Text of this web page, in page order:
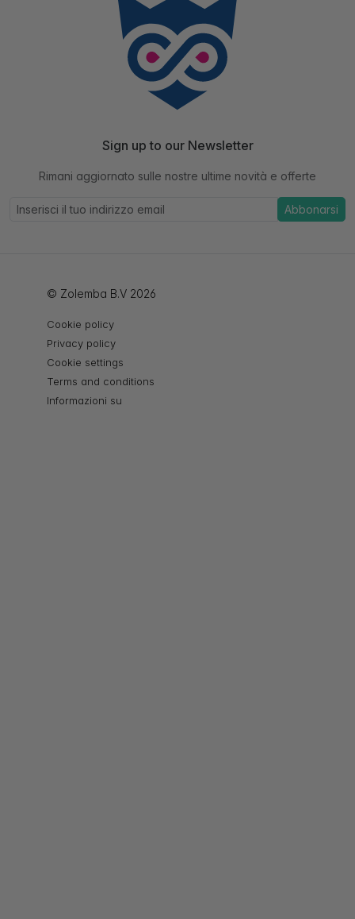
Sign up to our Newsletter
Rimani aggiornato sulle nostre ultime novità e offerte
Abbonarsi
© Zolemba B.V 2026
Cookie policy
Privacy policy
Cookie settings
Terms and conditions
Informazioni su